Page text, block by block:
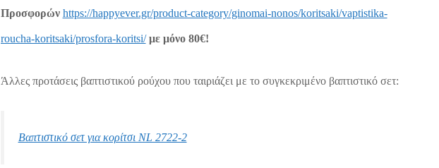
Προσφορών https://happyever.gr/product-category/ginomai-nonos/koritsaki/vaptistika-
roucha-koritsaki/prosfora-koritsi/ με μόνο 80€!
Άλλες προτάσεις βαπτιστικού ρούχου που ταιριάζει με το συγκεκριμένο βαπτιστικό σετ:
Βαπτιστικό σετ για κορίτσι NL 2722-2